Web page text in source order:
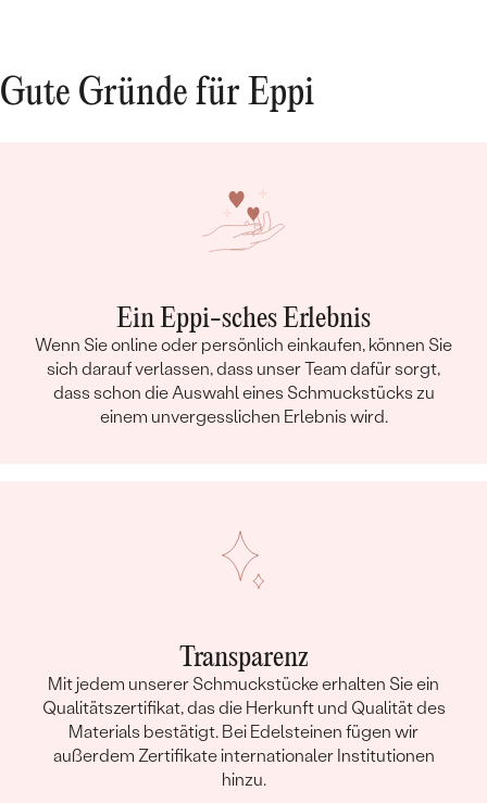
Gute Gründe für Eppi
Ein Eppi-sches Erlebnis
Wenn Sie online oder persönlich einkaufen, können Sie
sich darauf verlassen, dass unser Team dafür sorgt,
dass schon die Auswahl eines Schmuckstücks zu
einem unvergesslichen Erlebnis wird.
Transparenz
Mit jedem unserer Schmuckstücke erhalten Sie ein
Qualitätszertifikat, das die Herkunft und Qualität des
Materials bestätigt. Bei Edelsteinen fügen wir
außerdem Zertifikate internationaler Institutionen
hinzu.